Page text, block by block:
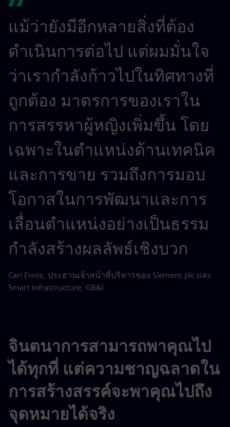
แม้ว่ายังมีอีกหลายสิ่งที่ต้อง
ดำเนินการต่อไป แต่ผมมั่นใจ
ว่าเรากำลังก้าวไปในทิศทางที่
ถูกต้อง มาตรการของเราใน
การสรรหาผู้หญิงเพิ่มขึ้น โดย
เฉพาะในตำแหน่งด้านเทคนิค
และการขาย รวมถึงการมอบ
โอกาสในการพัฒนาและการ
เลื่อนตำแหน่งอย่างเป็นธรรม
กำลังสร้างผลลัพธ์เชิงบวก
Carl Ennis, ประธานเจ้าหน้าที่บริหารของ Siemens plc และ
Smart Infrastructure, GB&I
จินตนาการสามารถพาคุณไป
ได้ทุกที่ แต่ความชาญฉลาดใน
การสร้างสรรค์จะพาคุณไปถึง
จุดหมายได้จริง